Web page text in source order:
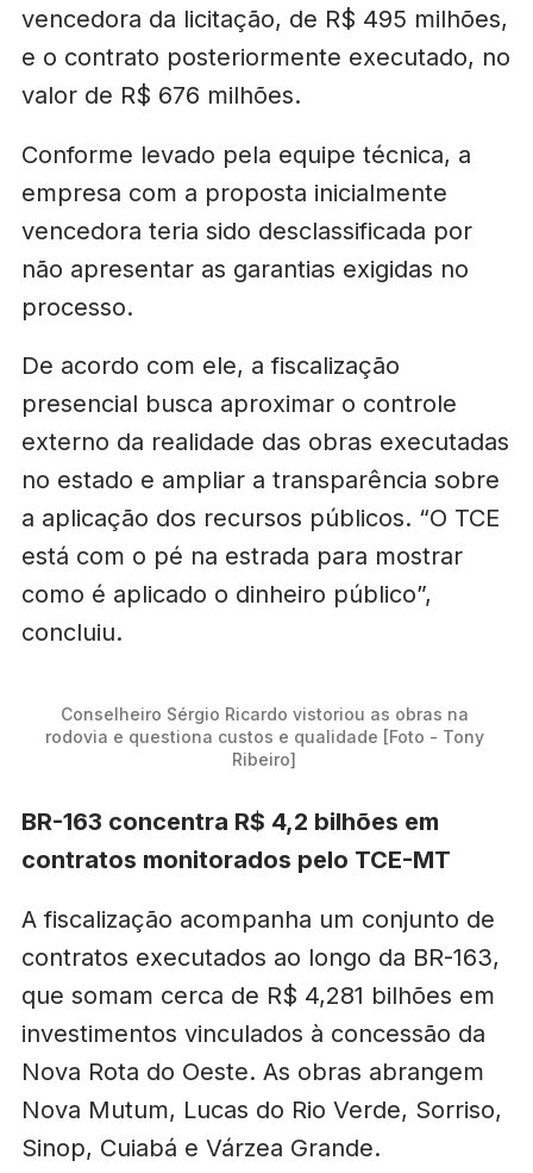
vencedora da licitação, de R$ 495 milhões,
e o contrato posteriormente executado, no
valor de R$ 676 milhões.
Conforme levado pela equipe técnica, a
empresa com a proposta inicialmente
vencedora teria sido desclassificada por
não apresentar as garantias exigidas no
processo.
De acordo com ele, a fiscalização
presencial busca aproximar o controle
externo da realidade das obras executadas
no estado e ampliar a transparência sobre
a aplicação dos recursos públicos. “O TCE
está com o pé na estrada para mostrar
como é aplicado o dinheiro público”,
concluiu.
Conselheiro Sérgio Ricardo vistoriou as obras na
rodovia e questiona custos e qualidade [Foto - Tony
Ribeiro]
BR-163 concentra R$ 4,2 bilhões em
contratos monitorados pelo TCE-MT
A fiscalização acompanha um conjunto de
contratos executados ao longo da BR-163,
que somam cerca de R$ 4,281 bilhões em
investimentos vinculados à concessão da
Nova Rota do Oeste. As obras abrangem
Nova Mutum, Lucas do Rio Verde, Sorriso,
Sinop, Cuiabá e Várzea Grande.